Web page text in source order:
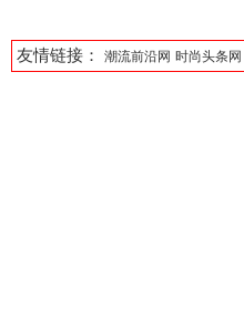
友情链接： 潮流前沿网 时尚头条网